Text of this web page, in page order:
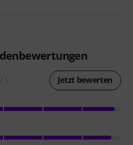
Jetzt bewerten